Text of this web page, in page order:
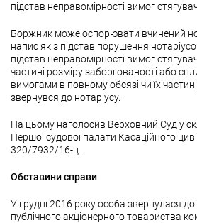
підстав неправомірності вимог
Боржник може оспорювати вчинений
напис як з підстав порушення
підстав неправомірності вимог
частині розміру заборгованості або
вимогами в повному обсязі чи їх
звернувся до нотаріусу.
На цьому наголосив Верховний Суд у
Першої судової палати Касаційного
320/7932/16-ц.
Обставини справи
У грудні 2016 року особа звернулася
публічного акціонерного товариства